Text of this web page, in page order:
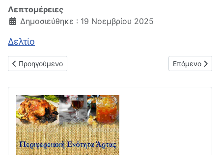
Λεπτομέρειες
Δημοσιεύθηκε : 19 Νοεμβρίου 2025
Δελτίο
Προηγούμενο άρθρο: Δελτίο μέσης εβδομαδιαίας τιμής
Προηγούμενο Επόμενο
Επόμενο